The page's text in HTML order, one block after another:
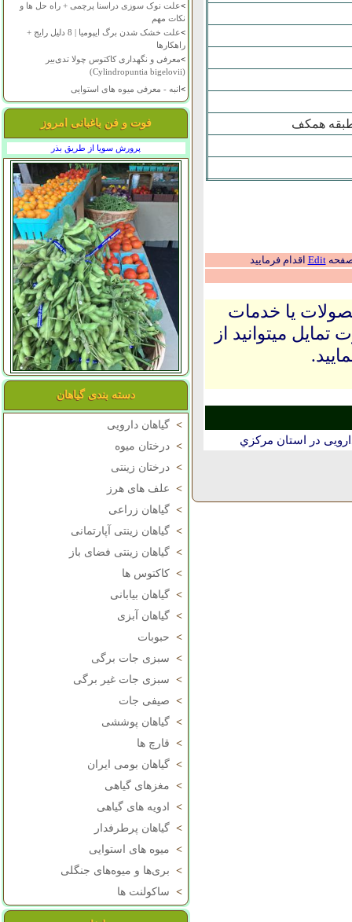
>علت نوک سوزی دراسنا پرچمی + راه حل ها و
نکات مهم
>
علت خشک شدن برگ ایپومیا | 8 دلیل رایج +
راهکارها
>معرفی و نگهداری کاکتوس چولا تدی‌بیر
(Cylindropuntia bigelovii)
>انبه - معرفی میوه های استوایی
فوت و فن باغبانی امروز
پرورش سویا از طریق بذر
دسته بندی گیاهان
> گیاهان دارویی
> درختان میوه
> درختان زینتی
> علف های هرز
> گیاهان زراعی
> گیاهان زینتی آپارتمانی
> گیاهان زینتی فضای باز
> کاکتوس ها
> گیاهان بیابانی
> گیاهان آبزی
> حبوبات
> سبزی جات برگی
> سبزی جات غیر برگی
> صیفی جات
> گیاهان پوششی
> قارچ ها
> گیاهان بومی ایران
> مغزهای گیاهی
>
ادویه های گیاهی
> گیاهان پرطرفدار
> میوه های استوایی
> بری‌ها و میوه‌های جنگلی
> ساکولنت ها
صفحهEdit اقدام فرمایید
یا خدمات
میتوانید از
در استان مركزي